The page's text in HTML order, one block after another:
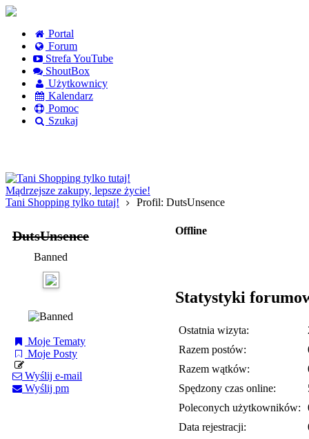
Portal
Forum
Strefa YouTube
ShoutBox
Użytkownicy
Kalendarz
Pomoc
Szukaj
Mądrzejsze zakupy, lepsze życie!
Tani Shopping tylko tutaj!
Profil: DutsUnsence
DutsUnsence
Banned
Moje Tematy
Moje Posty
Wyślij e-mail
Wyślij pm
Offline
Statystyki
Ostatnia wizyta:
Razem postów:
Razem wątków:
Spędzony czas online:
Poleconych użytkowników:
Data rejestracji: